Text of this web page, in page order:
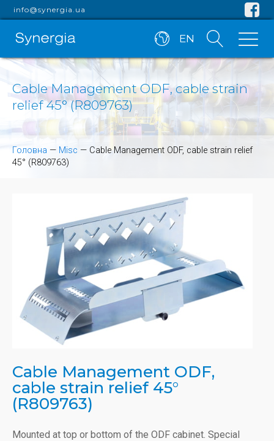
info@synergia.ua
EN
Cable Management ODF, cable strain
relief 45° (R809763)
Головна — Misc — Cable Management ODF, cable strain relief
45° (R809763)
Cable Management ODF,
cable strain relief 45°
(R809763)
Mounted at top or bottom of the ODF cabinet. Special